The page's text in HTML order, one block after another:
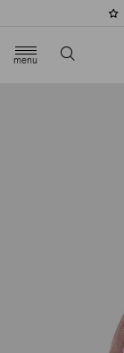
menu